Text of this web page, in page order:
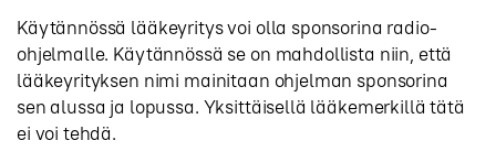
Käytännössä lääkeyritys voi olla sponsorina radio-
ohjelmalle. Käytännössä se on mahdollista niin, että
lääkeyrityksen nimi mainitaan ohjelman sponsorina
sen alussa ja lopussa. Yksittäisellä lääkemerkillä tätä
ei voi tehdä.